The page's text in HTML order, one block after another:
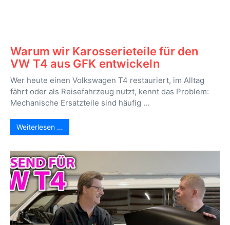
Warum wir Karosserieteile für den
VW T4 aus GFK entwickeln
Wer heute einen Volkswagen T4 restauriert, im Alltag
fährt oder als Reisefahrzeug nutzt, kennt das Problem:
Mechanische Ersatzteile sind häufig ...
Weiterlesen …